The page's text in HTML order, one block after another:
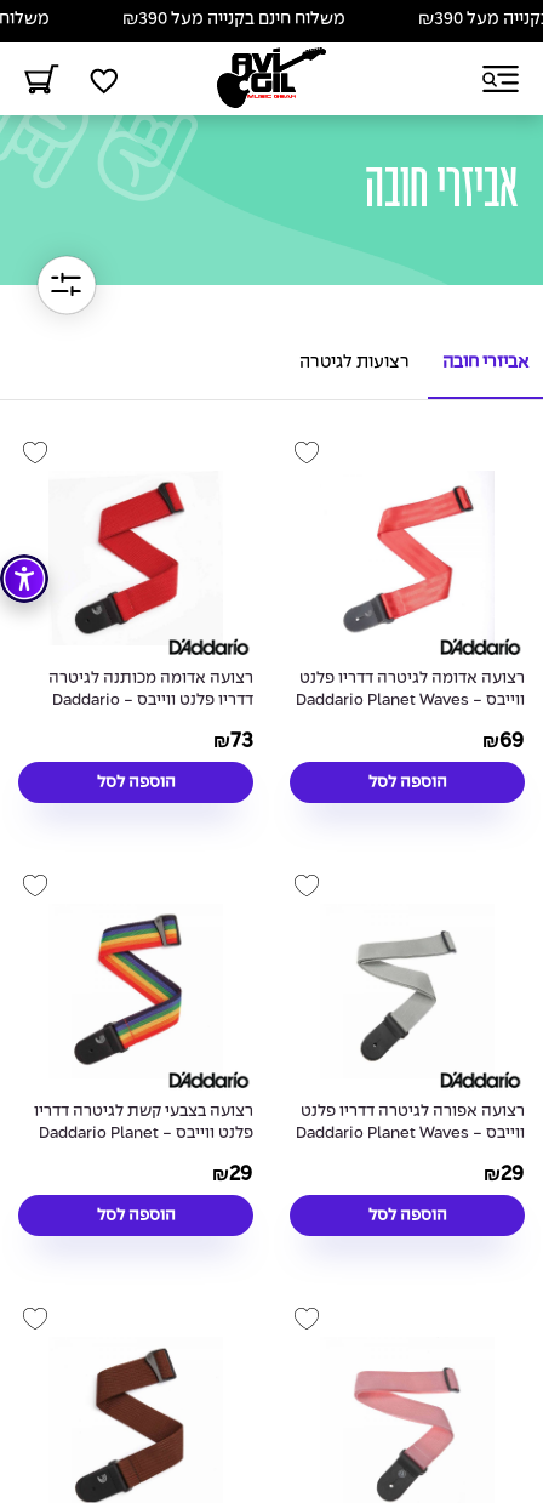
₪390 משלוח חינם בקנייה מעל ₪390 משלוח חינם
אביזרי חובה
אביזרי חובה רצועות לגיטרה
רצועה אדומה לגיטרה דדריו פלנט
ווייבס - Daddario Planet Waves
₪69
הוספה לסל
רצועה אדומה מכותנה לגיטרה
דדריו פלנט ווייבס - Daddario
Strap Red
₪73
הוספה לסל
רצועה אפורה לגיטרה דדריו פלנט
ווייבס - Daddario Planet Waves
₪29
הוספה לסל
רצועה בצבעי קשת לגיטרה דדריו
פלנט ווייבס - Daddario Planet
Rainbow
₪29
הוספה לסל